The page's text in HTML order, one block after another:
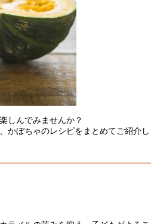
しんでみませんか？
かぼちゃのレシピをまとめてご紹介し